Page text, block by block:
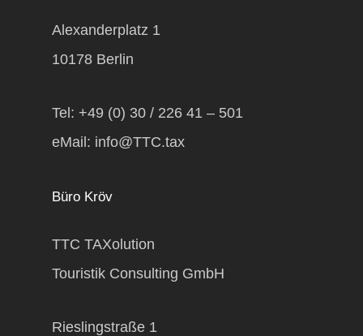
Alexanderplatz 1
10178 Berlin
Tel: +49 (0) 30 / 226 41 – 501
eMail: info@TTC.tax
Büro Kröv
TTC TAXolution
Touristik Consulting GmbH
Rieslingstraße 1